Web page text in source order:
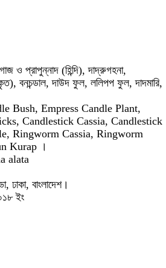
ও প্রাপুন্নাদ (হিন্দি), দাদ্রুগহনা,
বনচন্ডাল, দাউদ ফুল, ললিপপ ফুল, দাদমারি,
Bush, Empress Candle Plant,
Candlestick Cassia, Candlestick
Ringworm Cassia, Ringworm
Kurap ।
alata
ঢাকা, বাংলাদেশ।
ইং